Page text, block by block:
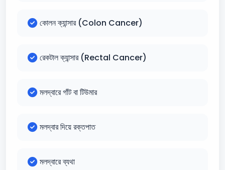
কোলন ক্যান্সার (Colon Cancer)
রেকটাল ক্যান্সার (Rectal Cancer)
মলদ্বারে গাঁট বা টিউমার
মলদ্বার দিয়ে রক্তপাত
মলদ্বারে ব্যথা